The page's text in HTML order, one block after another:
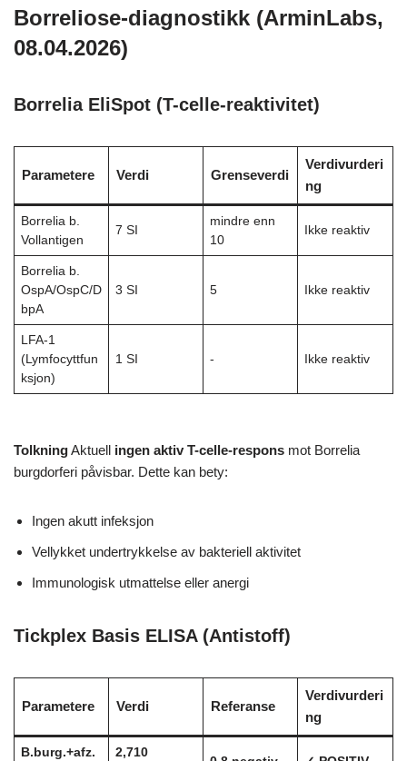
Borreliose-diagnostikk (ArminLabs,
08.04.2026)
Borrelia EliSpot (T-celle-reaktivitet)
Parametere Verdi Grenseverdi
Verdivurderi
ng
Borrelia b.
Vollantigen
7 SI
mindre enn
10
Ikke reaktiv
Borrelia b.
OspA/OspC/D
bpA
3 SI 5 Ikke reaktiv
LFA-1
(Lymfocyttfun
ksjon)
1 SI - Ikke reaktiv
TolkningAktuell ingen aktiv T-celle-respons mot Borrelia
burgdorferi påvisbar. Dette kan bety:
Ingen akutt infeksjon
Vellykket undertrykkelse av bakteriell aktivitet
Immunologisk utmattelse eller anergi
Tickplex Basis ELISA (Antistoff)
Parametere Verdi Referanse
Verdivurderi
ng
B.burg.+afz. 2,710